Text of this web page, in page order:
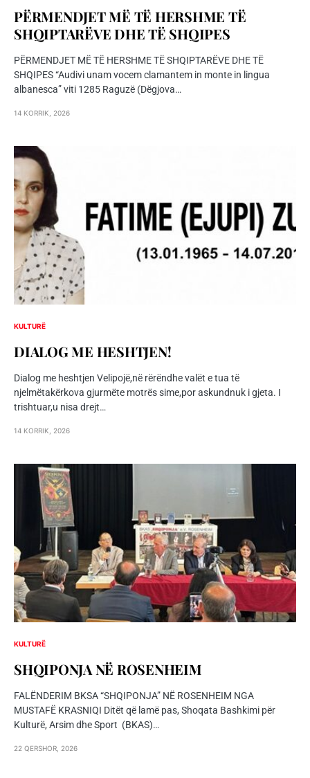
PËRMENDJET MË TË HERSHME TË
SHQIPTARËVE DHE TË SHQIPES
PËRMENDJET MË TË HERSHME TË SHQIPTARËVE DHE TË
SHQIPES “Audivi unam vocem clamantem in monte in lingua
albanesca” viti 1285 Raguzë (Dëgjova…
14 KORRIK, 2026
KULTURË
DIALOG ME HESHTJEN!
Dialog me heshtjen Velipojë,në rërëndhe valët e tua të
njelmëtakërkova gjurmëte motrës sime,por askundnuk i gjeta. I
trishtuar,u nisa drejt…
14 KORRIK, 2026
KULTURË
SHQIPONJA NЁ ROSENHEIM
FALËNDERIM BKSA “SHQIPONJA” NË ROSENHEIM NGA
MUSTAFË KRASNIQI Ditët që lamë pas, Shoqata Bashkimi për
Kulturë, Arsim dhe Sport (BKAS)…
22 QERSHOR, 2026